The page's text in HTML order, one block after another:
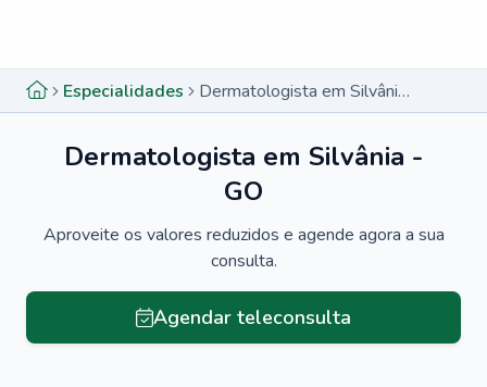
Especialidades Dermatologista em Silvânia - GO
Dermatologista em Silvânia -
GO
Aproveite os valores reduzidos e agende agora a sua
consulta.
Agendar teleconsulta